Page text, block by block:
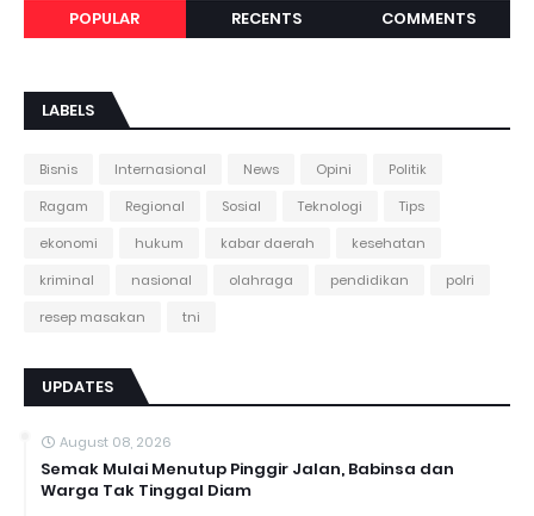
POPULAR RECENTS COMMENTS
LABELS
Bisnis Internasional News Opini
Politik
Ragam
Regional Sosial Teknologi
Tips
ekonomi
hukum kabar daerah
kesehatan
kriminal
nasional olahraga pendidikan
polri
resep masakan
tni
UPDATES
August 08, 2026
Semak Mulai Menutup Pinggir Jalan, Babinsa dan
Warga Tak Tinggal Diam